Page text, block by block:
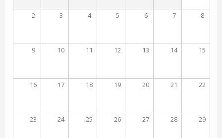
2 3 4 5 6 7 8
9 10 11 12 13 14 15
16 17 18 19 20 21 22
23 24 25 26 27 28 29